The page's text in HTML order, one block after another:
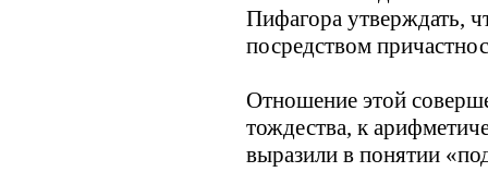
Пифагора утверждать,
посредством
Отношение этой
тождества, к
выразили в понятии